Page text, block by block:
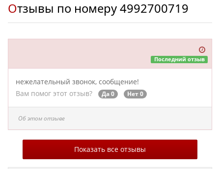
Отзывы по номеру4992700719
Последний отзыв
нежелательный звонок, сообщение!
Вам помог этот отзыв?
Да 0 Нет 0
Об этом отзыве
Показать все отзывы